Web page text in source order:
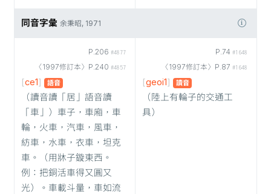
同音字彙 余秉昭, 1971
P.206 #4877
〈1997修訂本〉P.240 #4857
[ce1] 語音
（讀音讀「居」語音讀
「車」）車子，車廂，車
輪，火車，汽車，風車，
紡車，水車，衣車，坦克
車。（用牀子鏇東西。
例：把銅活車得又圓又
光）。車載斗量，車如流
P.74 #1648
〈1997修訂本〉P.87 #1648
[geoi1] 讀音
（陸上有輪子的交通工
具）